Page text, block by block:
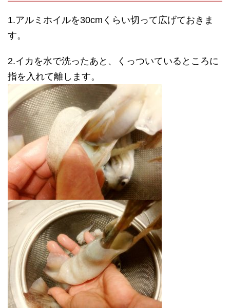
1.アルミホイルを30cmくらい切って広げておきま
す。
2.イカを水で洗ったあと、くっついているところに
指を入れて離します。